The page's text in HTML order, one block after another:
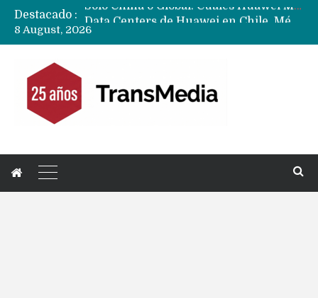
Destacado :
8 August, 2026